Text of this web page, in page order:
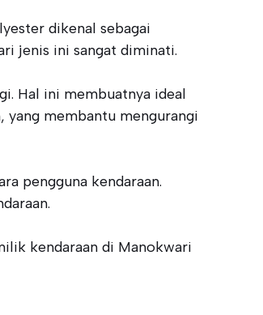
dikenal sebagai
jenis ini sangat diminati.
Hal ini membuatnya ideal
yang membantu mengurangi
pengguna kendaraan.
kendaraan di Manokwari